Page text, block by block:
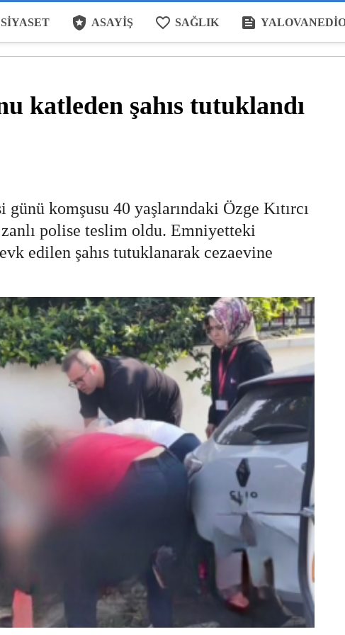
SIYASET local_police ASAYIŞ favorite_border SAĞLIK feed
katleden şahıs tutuklandı
komşusu 40 yaşlarındaki Özge Kıtırcı
polise teslim oldu. Emniyetteki
edilen şahıs tutuklanarak cezaevine